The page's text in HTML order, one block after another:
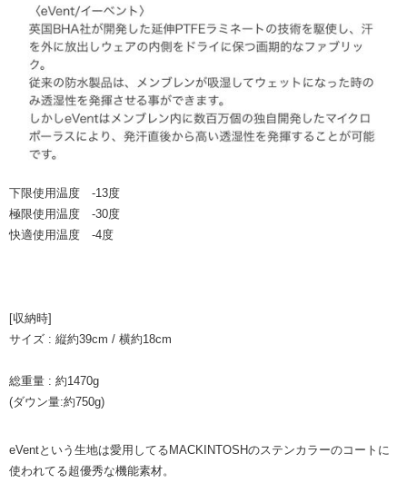
下限使用温度 -13度
極限使用温度 -30度
快適使用温度 -4度
[収納時]
サイズ : 縦約39cm / 横約18cm
総重量 : 約1470g
(ダウン量:約750g)
eVentという生地は愛用してるMACKINTOSHのステンカラーのコートに
使われてる超優秀な機能素材。